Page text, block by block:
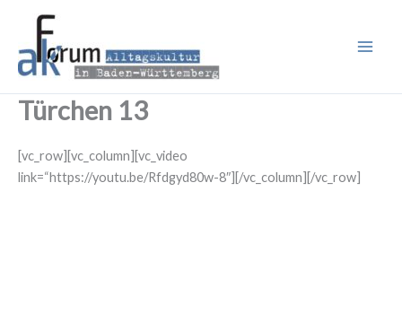
springen
Türchen 13
[vc_row][vc_column][vc_video
link=“https://youtu.be/Rfdgyd80w-8″][/vc_column][/vc_row]